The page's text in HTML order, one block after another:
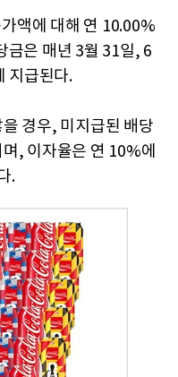
액에 대해 연 10.00%
금은 매년 3월 31일, 6
지급된다.
경우, 미지급된 배당
, 이자율은 연 10%에
.